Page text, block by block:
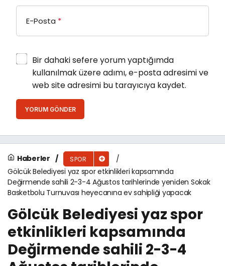
E-Posta *
Bir dahaki sefere yorum yaptığımda
kullanılmak üzere adımı, e-posta adresimi ve
web site adresimi bu tarayıcıya kaydet.
YORUM GÖNDER
Haberler SPOR
Gölcük Belediyesi yaz spor etkinlikleri kapsamında
Değirmende sahili 2-3-4 Ağustos tarihlerinde yeniden Sokak
Basketbolu Turnuvası heyecanına ev sahipliği yapacak
Gölcük Belediyesi yaz spor
etkinlikleri kapsamında
Değirmende sahili 2-3-4